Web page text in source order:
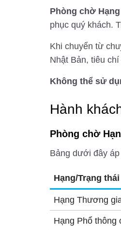
Phòng chờ
phục quý khách.
Khi chuyển từ
Nhật Bản, tiêu
Không thể sử
Hành
Phòng chờ
Bảng dưới đây
Hạng/Trạng thái
Hạng Thương
Hạng Phổ thông